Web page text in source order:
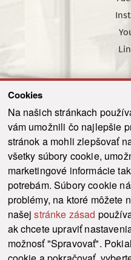
Cookies
Na našich stránkach
vám umožnili čo najlepšie
stránok a mohli zlepšovať
všetky súbory cookie,
marketingové informácie
potrebám. Súbory cookie
problémy, na ktoré môžete
našejstránke zásad
ak chcete upraviť
možnosť "Spravovať".
© 2021-2026 ku.sk. Všetky práva
Vyhlásenie o
This site is protected by reCAPTCHA